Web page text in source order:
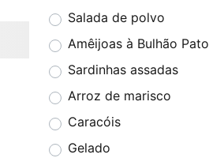
Salada de polvo
Amêijoas à Bulhão Pato
Sardinhas assadas
Arroz de marisco
Caracóis
Gelado